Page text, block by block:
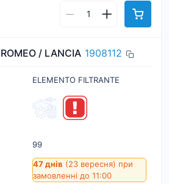
/ LANCIA 1908112
ELEMENTO FILTRANTE
99
47 днів (23 вересня) при
замовленні до 11:00